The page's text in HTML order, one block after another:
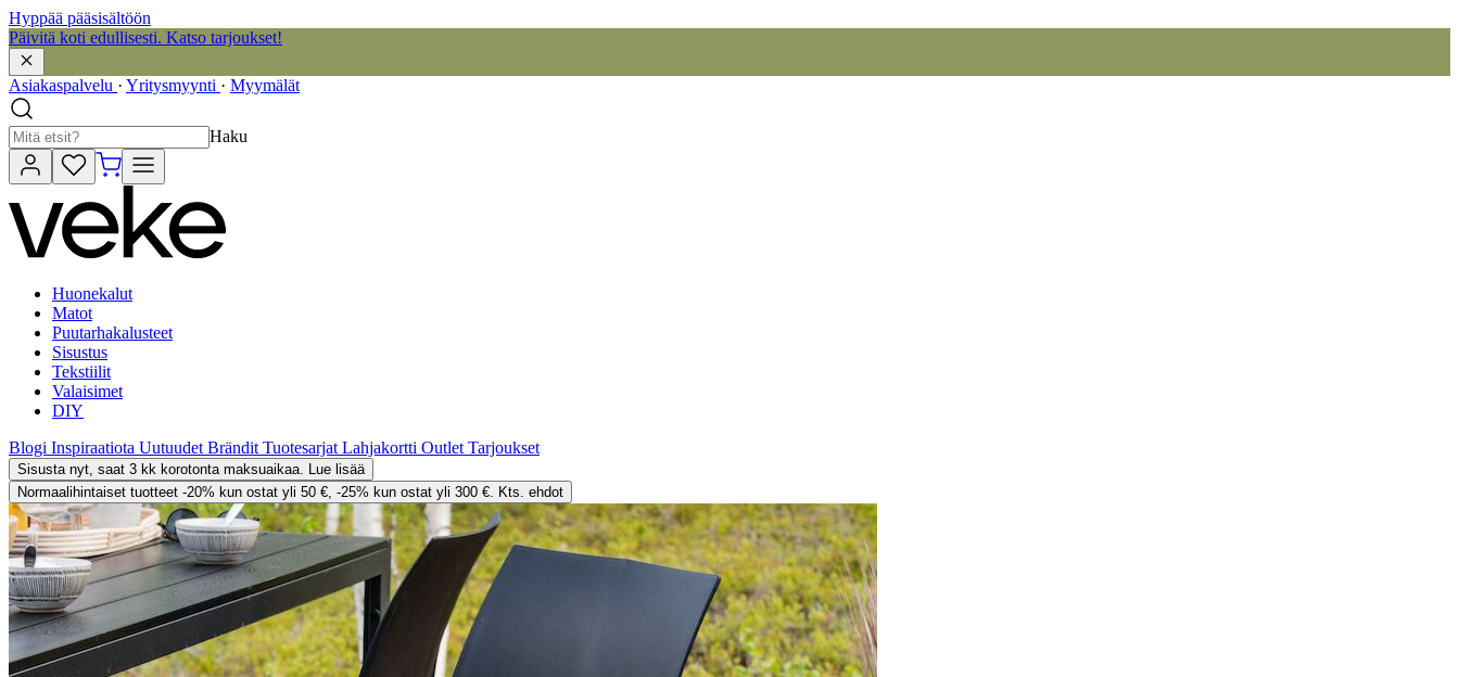
Hyppää pääsisältöön
Päivitä koti edullisesti. Katso tarjoukset!
Asiakaspalvelu · Yritysmyynti · Myymälät
Haku
Huonekalut
Matot
Puutarhakalusteet
Sisustus
Tekstiilit
Valaisimet
DIY
Blogi Inspiraatiota Uutuudet Brändit Tuotesarjat Lahjakortti Outlet Tarjoukset
Sisusta nyt, saat 3 kk korotonta maksuaikaa. Lue lisää
Normaalihintaiset tuotteet -20% kun ostat yli 50 €, -25% kun ostat yli 300 €. Kts. ehdot